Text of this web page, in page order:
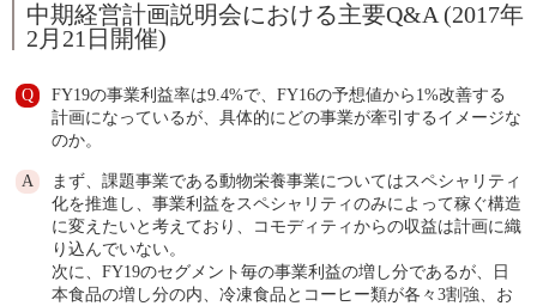
中期経営計画説明会における主要Q&A (2017年
2月21日開催)
FY19の事業利益率は9.4%で、FY16の予想値から1%改善する
計画になっているが、具体的にどの事業が牽引するイメージな
のか。
まず、課題事業である動物栄養事業についてはスペシャリティ
化を推進し、事業利益をスペシャリティのみによって稼ぐ構造
に変えたいと考えており、コモディティからの収益は計画に織
り込んでいない。
次に、FY19のセグメント毎の事業利益の増し分であるが、日
本食品の増し分の内、冷凍食品とコーヒー類が各々3割強、お